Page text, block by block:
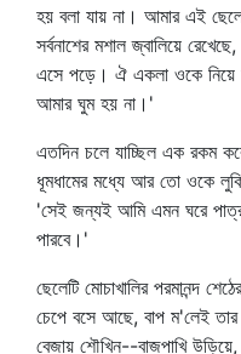
হয় বলা যায় না। আমার এই
সর্বনাশের মশাল জ্বালিয়ে
এসে পড়ে। ঐ একলা ওকে নিয়ে
আমার ঘুম হয় না।'
এতদিন চলে যাচ্ছিল এক রকম
ধূমধামের মধ্যে আর তো ওকে
'সেই জন্যই আমি এমন ঘরে পাত্র
পারবে।'
ছেলেটি মোচাখালির পরমানন্দ
চেপে বসে আছে, বাপ ম'লেই তার
বেজায় শৌখিন--বাজপাখি